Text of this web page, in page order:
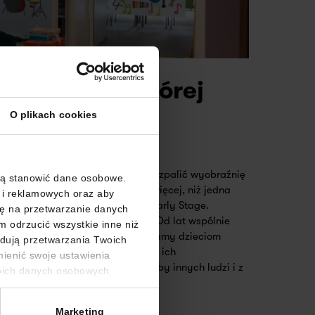
O plikach cookies
stanowić dane osobowe.
reklamowych oraz aby
na przetwarzanie danych
odrzucić wszystkie inne niż
przetwarzania Twoich
swoje ustawienia
danych osobowych
Marketing
muzyki, w której
że jedna dobra idea potrafi rozpalić wyobraźnię
osób może osiągnąć dużo więcej, niż jedna
MY, członkowie drużyny Early Stage.
i przyjaciele szkoły. Od lat wspólnie
W ten sposób przybliżamy dzieciom
zakątków świata. Rozwijamy ich
wiedzę, uwrażliwiamy na potrzeby innych ludzi i z